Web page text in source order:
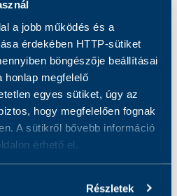
a jobb működés és a
érdekében HTTP-sütiket
böngészője beállításai
honlap megfelelő
egyes sütiket, úgy az
hogy megfelelően fognak
A sütikről bővebb információ
érhető el.
Részletek
percig tartó mérés
képet kapunk a
ellenőrizhetjük
víz mennyiségét,
a zsigeri zsír
alapanyagcseréről is.